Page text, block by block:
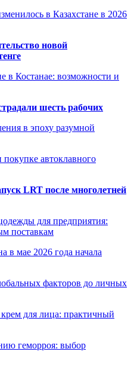
в Казахстане в 2026
новой
в Костанае: возможности и
шесть рабочих
в эпоху разумной
автоклавного
LRT после многолетней
для предприятия:
поставкам
в мае 2026 года начала
факторов до личных
для лица: практичный
геморроя: выбор